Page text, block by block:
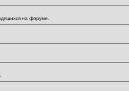
на форуме.